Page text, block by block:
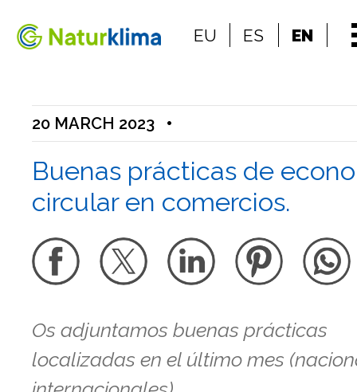
Go to the content
EU ES EN
20 MARCH 2023 •
Buenas prácticas de
circular en comercios.
Os adjuntamos buenas prácticas
localizadas en el último mes